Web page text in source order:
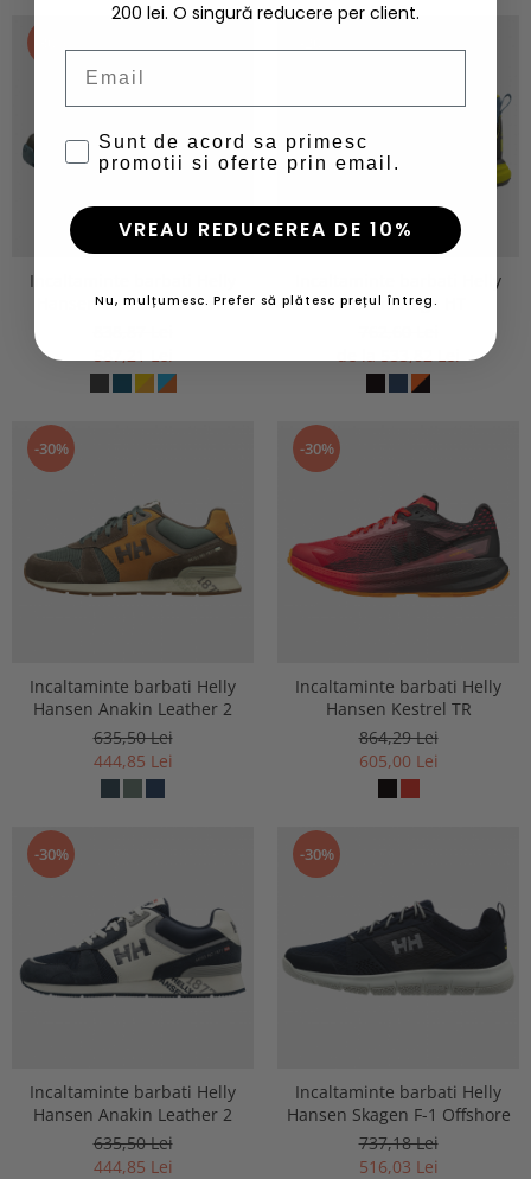
Incaltaminte barbati Helly
Hansen Cascade Low HT
587,21 Lei
Incaltaminte barbati Helly
Hansen Stega HT
de la 533,82 Lei
-30%
Incaltaminte barbati Helly
Hansen Anakin Leather 2
635,50 Lei
444,85 Lei
-30%
Incaltaminte barbati Helly
Hansen Kestrel TR
864,29 Lei
605,00 Lei
-30%
Incaltaminte barbati Helly
Hansen Anakin Leather 2
635,50 Lei
444,85 Lei
-30%
Incaltaminte barbati Helly
Hansen Skagen F-1 Offshore
737,18 Lei
516,03 Lei
200 lei. O singură reducere per client.
Sunt de acord sa primesc
promotii si oferte prin email.
VREAU REDUCEREA DE 10%
Nu, mulțumesc. Prefer să plătesc prețul întreg.